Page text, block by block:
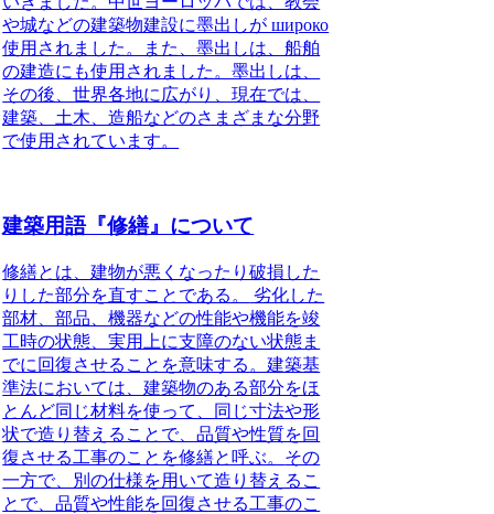
や城などの建築物建設に墨出しが широко
使用されました。また、墨出しは、船舶
の建造にも使用されました。墨出しは、
その後、世界各地に広がり、現在では、
建築、土木、造船などのさまざまな分野
で使用されています。
建築用語『修繕』について
修繕とは、建物が悪くなったり破損した
りした部分を直すことである。
劣化した
部材、部品、機器などの性能や機能を竣
工時の状態、実用上に支障のない状態ま
でに回復させることを意味する。建築基
準法においては、建築物のある部分をほ
とんど同じ材料を使って、同じ寸法や形
状で造り替えることで、品質や性質を回
復させる工事のことを修繕と呼ぶ。 その
一方で、別の仕様を用いて造り替えるこ
とで、品質や性能を回復させる工事のこ